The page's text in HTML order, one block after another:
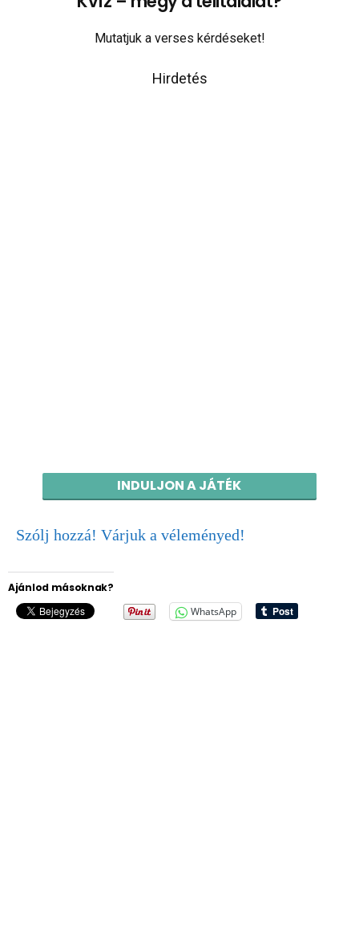
Mutatjuk a verses kérdéseket!
Hirdetés
INDULJON A JÁTÉK
Szólj hozzá! Várjuk a véleményed!
Ajánlod másoknak?
WhatsApp